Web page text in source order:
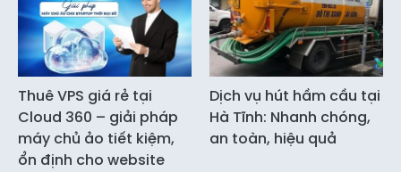
Thuê VPS giá rẻ tại
Cloud 360 – giải pháp
máy chủ ảo tiết kiệm,
ổn định cho website
Dịch vụ hút hầm cầu tại
Hà Tĩnh: Nhanh chóng,
an toàn, hiệu quả